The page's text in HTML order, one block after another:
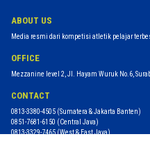
ABOUT US
Media resmi dari kompetisi atletik pelajar
OFFICE
Mezzanine level 2, Jl. Hayam Wuruk No.6,
CONTACT
0813-3380-4505 (Sumatera & Jakarta Banten)
0851-7681-6150 (Central Java)
0813-3329-7465 (West & East Java)